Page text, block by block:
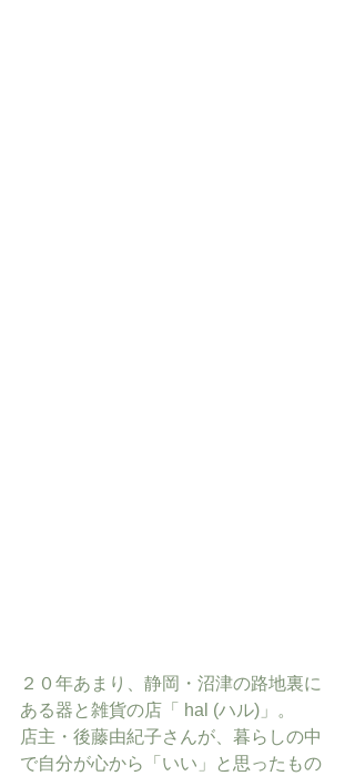
２０年あまり、静岡・沼津の路地裏に
ある器と雑貨の店「 hal (ハル)」。
店主・後藤由紀子さんが、暮らしの中
で自分が心から「いい」と思ったもの